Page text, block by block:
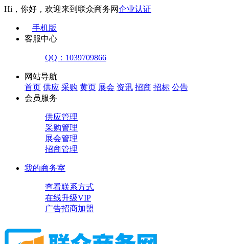
Hi，你好，欢迎来到联众商务网企业认证
手机版
客服中心
QQ：1039709866
网站导航
首页 供应 采购 黄页 展会 资讯 招商 招标 公告
会员服务
供应管理
采购管理
展会管理
招商管理
我的商务室
查看联系方式
在线升级VIP
广告招商加盟